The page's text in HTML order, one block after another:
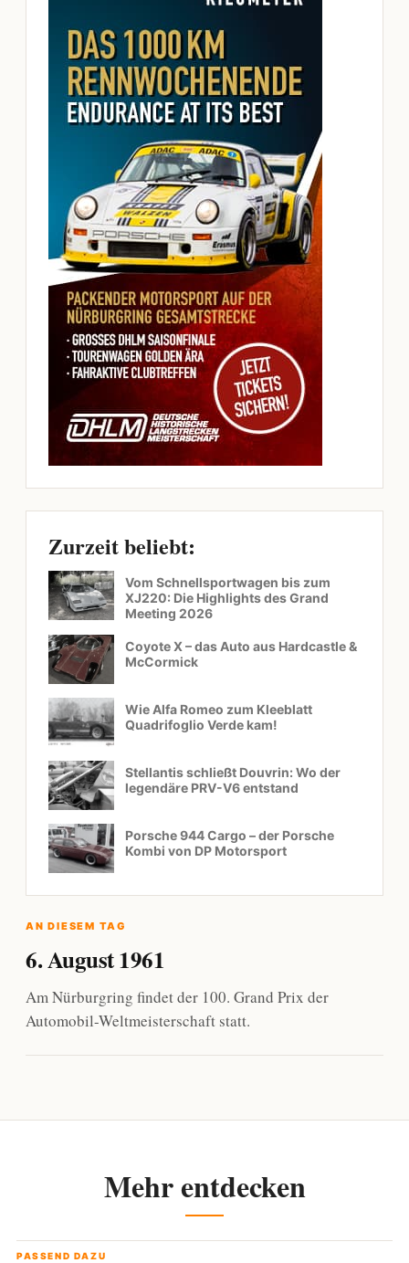
Zurzeit beliebt:
Vom Schnellsportwagen bis zum
XJ220: Die Highlights des Grand
Meeting 2026
Coyote X – das Auto aus Hardcastle &
McCormick
Wie Alfa Romeo zum Kleeblatt
Quadrifoglio Verde kam!
Stellantis schließt Douvrin: Wo der
legendäre PRV-V6 entstand
Porsche 944 Cargo – der Porsche
Kombi von DP Motorsport
AN DIESEM TAG
6. August 1961
Am Nürburgring findet der 100. Grand Prix der
Automobil-Weltmeisterschaft statt.
Mehr entdecken
PASSEND DAZU